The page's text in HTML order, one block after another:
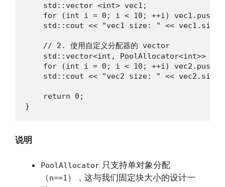
    std::vector <int> vec1;
for (int i = 0; i < 10; ++i)
std::cout << "vec1 size: " <<
    // 2. 使用自定义分配器的 vector
std::vector<int, PoolAllocator<int>>
for (int i = 0; i < 10; ++i)
std::cout << "vec2 size: " <<
    return 0;
}
说明
PoolAllocator 只支持单对象分配
（n==1），这与我们固定块大小的设计一